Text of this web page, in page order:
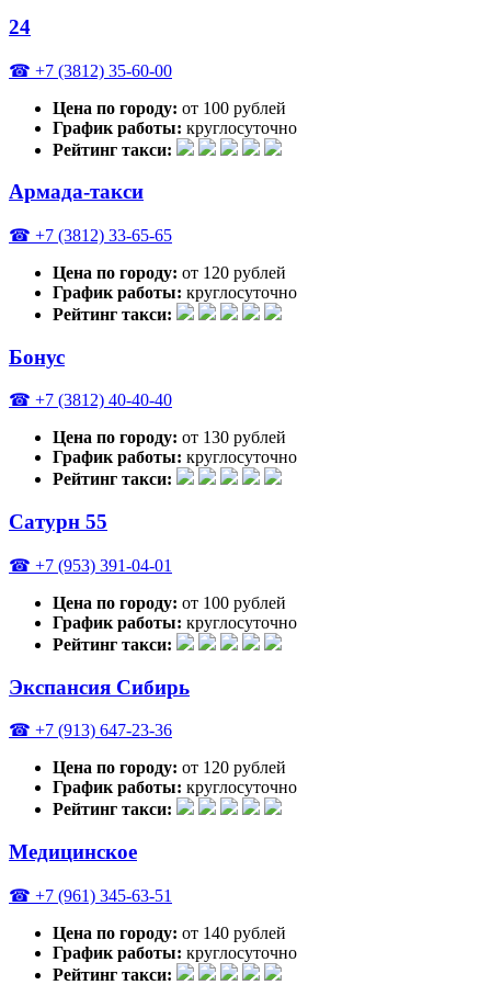
24
☎ +7 (3812) 35-60-00
Цена по городу: от 100 рублей
График работы: круглосуточно
Рейтинг такси:
Армада-такси
☎ +7 (3812) 33-65-65
Цена по городу: от 120 рублей
График работы: круглосуточно
Рейтинг такси:
Бонус
☎ +7 (3812) 40-40-40
Цена по городу: от 130 рублей
График работы: круглосуточно
Рейтинг такси:
Сатурн 55
☎ +7 (953) 391-04-01
Цена по городу: от 100 рублей
График работы: круглосуточно
Рейтинг такси:
Экспансия Сибирь
☎ +7 (913) 647-23-36
Цена по городу: от 120 рублей
График работы: круглосуточно
Рейтинг такси:
Медицинское
☎ +7 (961) 345-63-51
Цена по городу: от 140 рублей
График работы: круглосуточно
Рейтинг такси: